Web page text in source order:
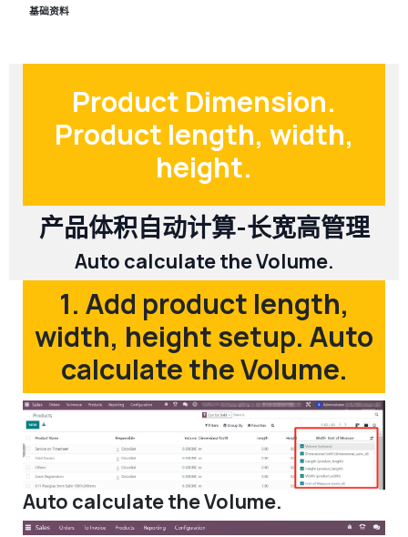
基础资料
Product Dimension.
Product length, width,
height.
产品体积自动计算-长宽高管理
Auto calculate the Volume.
1. Add product length,
width, height setup. Auto
calculate the Volume.
Auto calculate the Volume.